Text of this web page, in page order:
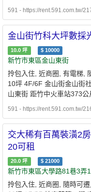
591 - https://rent.591.com.tw/
金山街竹科大坪數採
10.0 坪 $ 10000
新竹市東區金山東街
拎包入住, 近商圈, 有電梯,
10坪 4F/6F 金山街金山街
山東街 距竹中火車站373公
591 - https://rent.591.com.tw/
交大稀有百萬裝潢2
20可租
20.0 坪 $ 21000
新竹市東區大學路81巷3弄
拎包入住, 近商圈, 隨時可